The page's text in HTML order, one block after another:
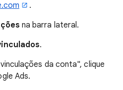
.
na barra lateral.
.
da conta", clique
Ads.